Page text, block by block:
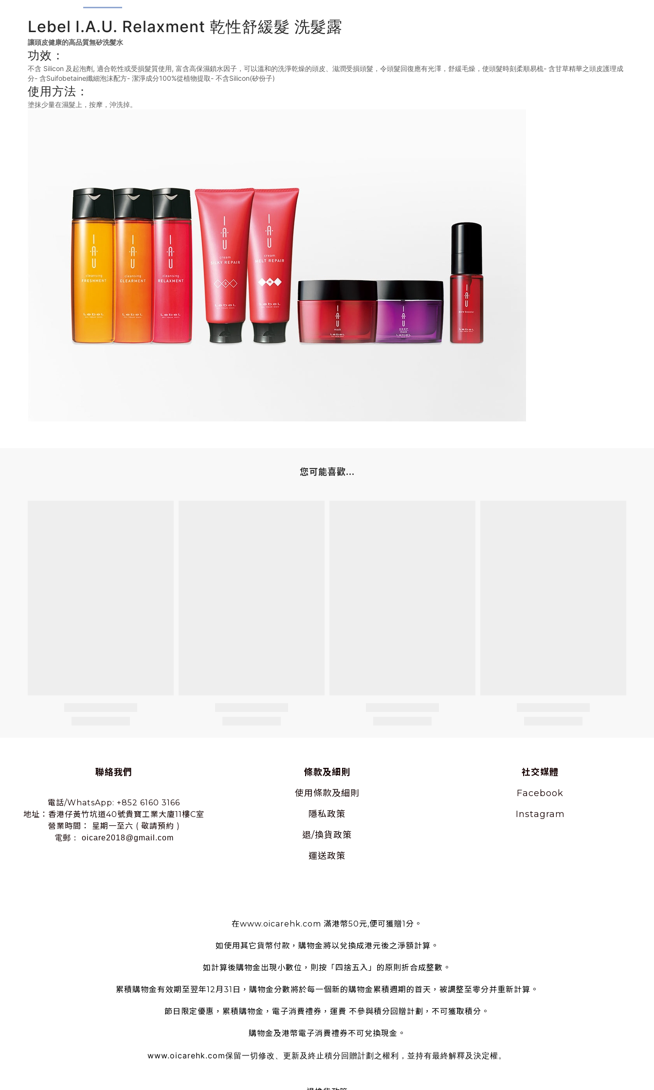
Lebel I.A.U. Relaxment 乾性舒緩髮 洗髮露
讓頭皮健康的高品質無矽洗髮水
功效：
不含 Silicon 及起泡劑, 適合乾性或受損髮質使用, 富含高保濕鎖水因子，可以溫和的洗淨乾燥的頭皮、滋潤受損頭髮，令頭髮回復應有光澤，舒緩毛燥，使頭髮時刻柔順易梳- 含甘草精華之頭皮護理成
分- 含Suifobetaine纖細泡沫配方- 潔淨成分100%從植物提取- 不含Silicon(矽份子)
使用方法：
塗抹少量在濕髮上，按摩，沖洗掉。
您可能喜歡...
聯絡我們
電話/WhatsApp: +852 6160 3166
地址：香港仔黃竹坑道40號貴寶工業大廈11樓C室
營業時間： 星期一至六 ( 敬請預約 )
電郵： oicare2018@gmail.com
條款及細則
使用條款及細則
隱私政策
退/換貨政策
運送政策
社交媒體
Facebook
Instagram
在www.oicarehk.com 滿港幣50元,便可獲贈1分。
如使用其它貨幣付款，購物金將以兌換成港元後之淨額計算。
如計算後購物金出現小數位，則按「四捨五入」的原則折合成整數。
累積購物金有效期至翌年12月31日，購物金分數將於每一個新的購物金累積週期的首天，被調整至零分并重新計算。
節日限定優惠，累積購物金，電子消費禮券，運費 不參與積分回贈計劃，不可獲取積分。
購物金及港幣電子消費禮券不可兌換現金。
www.oicarehk.com保留一切修改、更新及終止積分回贈計劃之權利，並持有最終解釋及決定權。